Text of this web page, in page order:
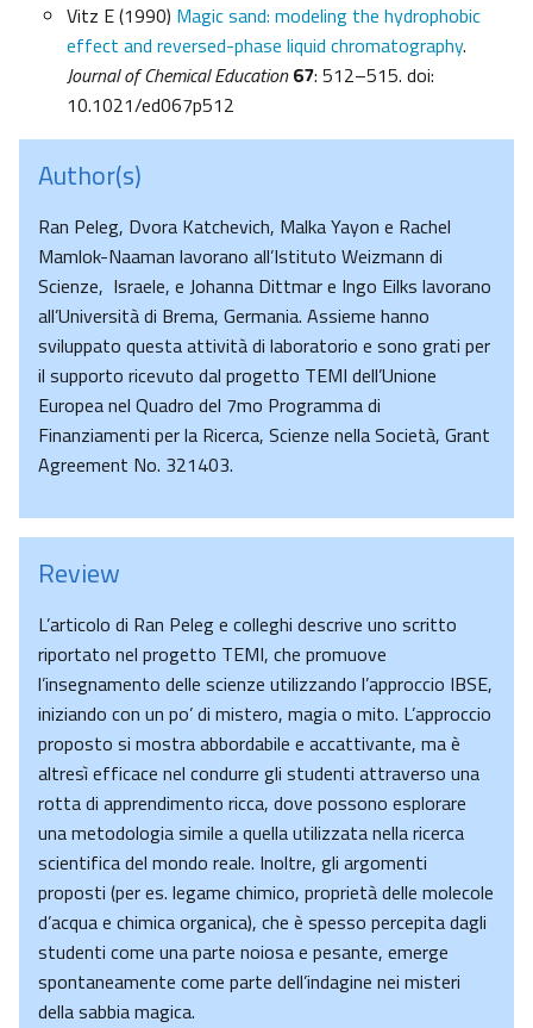
Vitz E (1990) Magic sand: modeling the hydrophobic
effect and reversed-phase liquid chromatography.
Journal of Chemical Education 67: 512–515. doi:
10.1021/ed067p512
Author(s)
Ran Peleg, Dvora Katchevich, Malka Yayon e Rachel
Mamlok-Naaman lavorano all’Istituto Weizmann di
Scienze, Israele, e Johanna Dittmar e Ingo Eilks lavorano
all’Università di Brema, Germania. Assieme hanno
sviluppato questa attività di laboratorio e sono grati per
il supporto ricevuto dal progetto TEMI dell’Unione
Europea nel Quadro del 7mo Programma di
Finanziamenti per la Ricerca, Scienze nella Società, Grant
Agreement No. 321403.
Review
L’articolo di Ran Peleg e colleghi descrive uno scritto
riportato nel progetto TEMI, che promuove
l’insegnamento delle scienze utilizzando l’approccio IBSE,
iniziando con un po’ di mistero, magia o mito. L’approccio
proposto si mostra abbordabile e accattivante, ma è
altresì efficace nel condurre gli studenti attraverso una
rotta di apprendimento ricca, dove possono esplorare
una metodologia simile a quella utilizzata nella ricerca
scientifica del mondo reale. Inoltre, gli argomenti
proposti (per es. legame chimico, proprietà delle molecole
d’acqua e chimica organica), che è spesso percepita dagli
studenti come una parte noiosa e pesante, emerge
spontaneamente come parte dell’indagine nei misteri
della sabbia magica.